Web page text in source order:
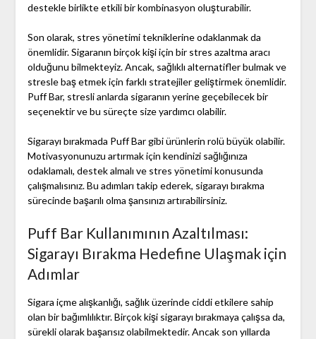
destekle birlikte etkili bir kombinasyon oluşturabilir.
Son olarak, stres yönetimi tekniklerine odaklanmak da
önemlidir. Sigaranın birçok kişi için bir stres azaltma aracı
olduğunu bilmekteyiz. Ancak, sağlıklı alternatifler bulmak ve
stresle baş etmek için farklı stratejiler geliştirmek önemlidir.
Puff Bar, stresli anlarda sigaranın yerine geçebilecek bir
seçenektir ve bu süreçte size yardımcı olabilir.
Sigarayı bırakmada Puff Bar gibi ürünlerin rolü büyük olabilir.
Motivasyonunuzu artırmak için kendinizi sağlığınıza
odaklamalı, destek almalı ve stres yönetimi konusunda
çalışmalısınız. Bu adımları takip ederek, sigarayı bırakma
sürecinde başarılı olma şansınızı artırabilirsiniz.
Puff Bar Kullanımının Azaltılması:
Sigarayı Bırakma Hedefine Ulaşmak için
Adımlar
Sigara içme alışkanlığı, sağlık üzerinde ciddi etkilere sahip
olan bir bağımlılıktır. Birçok kişi sigarayı bırakmaya çalışsa da,
sürekli olarak başarısız olabilmektedir. Ancak son yıllarda